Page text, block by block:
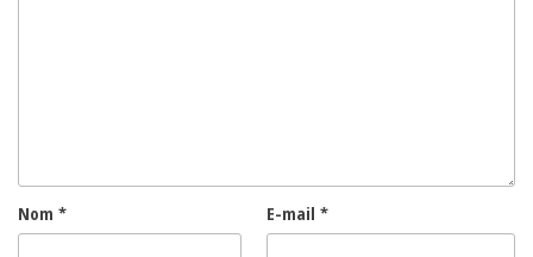
Nom * E-mail *